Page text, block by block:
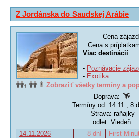
Z Jordánska do Saudskej Arábie
Cena
Cena s
Viac destinácií
- Poznávacie
- Exotika
Zobraziť všetky termíny a
Doprava:
Termíny od: 14.11., 8
Strava: raňajky
odlet: Viedeň
14.11.2026
8 dní
First